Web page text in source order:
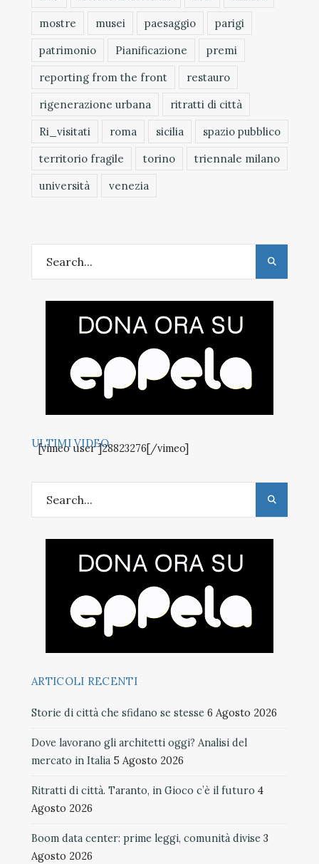
mostre
musei paesaggio
parigi
patrimonio
Pianificazione
premi
reporting from the front
restauro
rigenerazione urbana
ritratti di città
Ri_visitati
roma sicilia
spazio pubblico
territorio fragile
torino
triennale milano
università
venezia
ULTIMI VIDEO
[vimeo user ]28823276[/vimeo]
ARTICOLI RECENTI
Storie di città che sfidano se stesse 6 Agosto 2026
Dove lavorano gli architetti oggi? Analisi del
mercato in Italia 5 Agosto 2026
Ritratti di città. Taranto, in Gioco c’è il futuro 4
Agosto 2026
Boom data center: prime leggi, comunità divise 3
Agosto 2026